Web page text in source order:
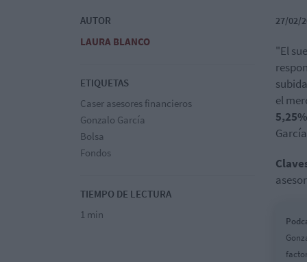
AUTOR
LAURA BLANCO
ETIQUETAS
Caser asesores financieros
Gonzalo García
Bolsa
Fondos
TIEMPO DE LECTURA
1 min
27/02/
"El
el